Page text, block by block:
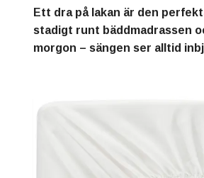
Ett dra på lakan är den
stadigt runt bäddmadrassen
morgon – sängen ser alltid